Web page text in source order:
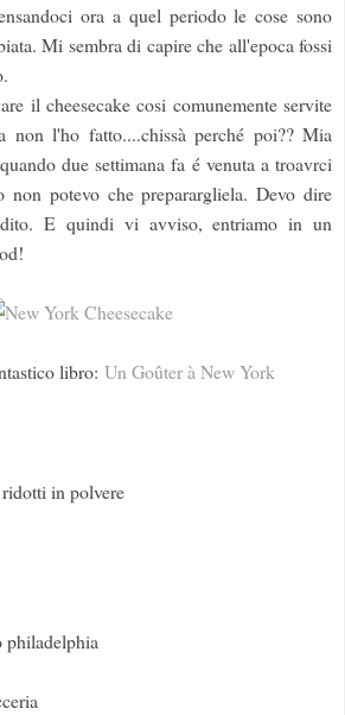
ora a quel periodo le cose sono
Mi sembra di capire che all'epoca fossi
il cheesecake cosi comunemente servite
non l'ho fatto....chissà perché poi?? Mia
due settimana fa é venuta a troavrci
non potevo che preparargliela. Devo dire
E quindi vi avviso, entriamo in un
libro: Un Goûter à New York
in polvere
philadelphia